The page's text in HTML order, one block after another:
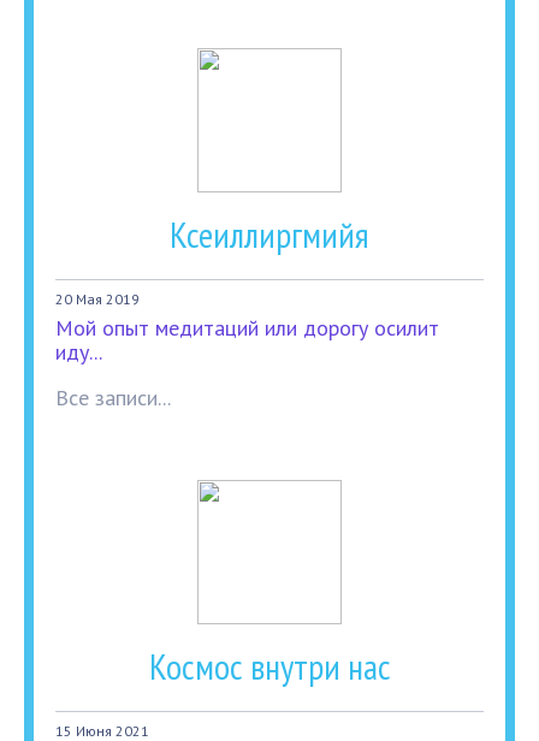
Ксеиллиргмийя
20 Мая 2019
Мой опыт медитаций или дорогу осилит
иду...
Все записи...
Космос внутри нас
15 Июня 2021